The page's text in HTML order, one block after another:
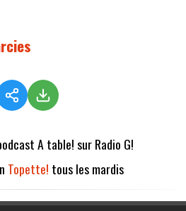
A table! sur Radio G!
Topette! tous les mardis